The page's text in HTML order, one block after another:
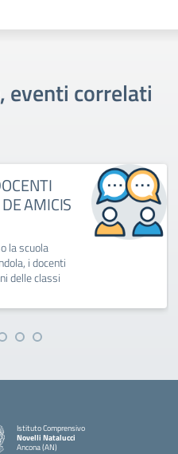
eventi correlati
AMICIS
la scuola
i docenti
delle classi
Istituto Comprensivo
Novelli Natalucci
Ancona (AN)